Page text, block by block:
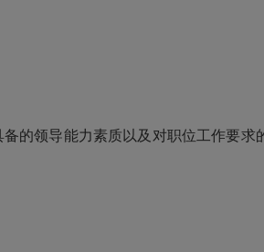
的领导能力素质以及对职位工作要